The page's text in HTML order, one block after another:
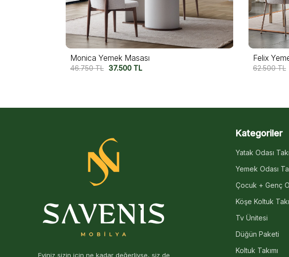
Felix Yemek Masası
62.500TL 49.000 TL
Kavala
57.500TL
Eviniz sizin için ne kadar değerliyse, siz de
Kategoriler
Yatak Odası
Yemek Odası
Çocuk + Genç
Köşe Koltuk
Tv Ünitesi
Düğün Paketi
Koltuk Takımı